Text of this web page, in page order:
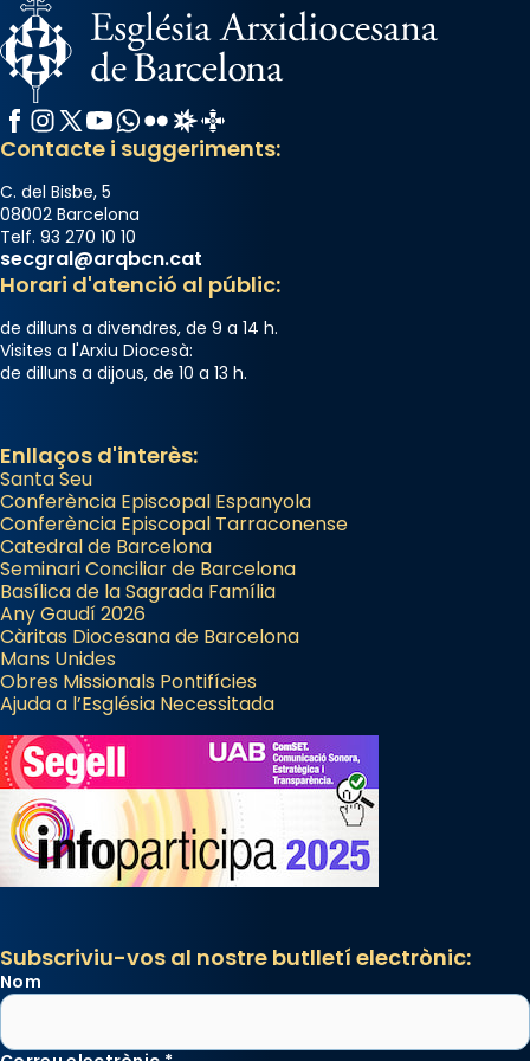
Facebook
Instagram
X / Twitter
YouTube
WhatsApp
FlickrRadio Estel
Catalunya Cristiana
Contacte i suggeriments:
C. del Bisbe, 5
08002 Barcelona
Telf. 93 270 10 10
secgral@arqbcn.cat
Horari d'atenció al públic:
de dilluns a divendres, de 9 a 14 h.
Visites a l'Arxiu Diocesà:
de dilluns a dijous, de 10 a 13 h.
Enllaços d'interès:
Santa Seu
Conferència Episcopal Espanyola
Conferència Episcopal Tarraconense
Catedral de Barcelona
Seminari Conciliar de Barcelona
Basílica de la Sagrada Família
Any Gaudí 2026
Càritas Diocesana de Barcelona
Mans Unides
Obres Missionals Pontifícies
Ajuda a l’Església Necessitada
Subscriviu-vos al nostre butlletí electrònic:
Nom